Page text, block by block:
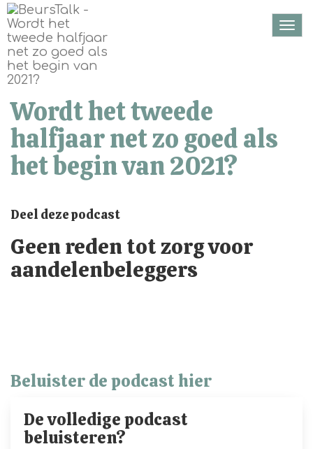
Wordt het tweede
halfjaar net zo goed als
het begin van 2021?
Deel deze podcast
Geen reden tot zorg voor
aandelenbeleggers
Beluister de podcast hier
De volledige podcast
beluisteren?